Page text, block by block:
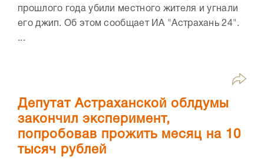
прошлого года убили местного жителя и угнали
его джип. Об этом сообщает ИА "Астрахань 24".
...
Депутат Астраханской облдумы
закончил эксперимент,
попробовав прожить месяц на 10
тысяч рублей